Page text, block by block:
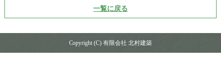
一覧に戻る
Copyright (C) 有限会社 北村建築